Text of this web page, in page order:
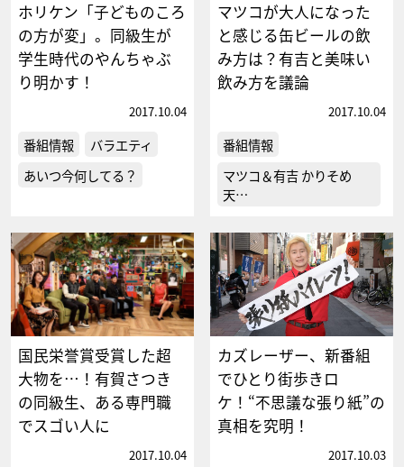
ホリケン「子どものころ
の方が変」。同級生が
学生時代のやんちゃぶ
り明かす！
2017.10.04
番組情報
バラエティ
あいつ今何してる？
マツコが大人になった
と感じる缶ビールの飲
み方は？有吉と美味い
飲み方を議論
2017.10.04
番組情報
マツコ＆有吉 かりそめ
天…
国民栄誉賞受賞した超
大物を…！有賀さつき
の同級生、ある専門職
でスゴい人に
2017.10.04
カズレーザー、新番組
でひとり街歩きロ
ケ！“不思議な張り紙”の
真相を究明！
2017.10.03